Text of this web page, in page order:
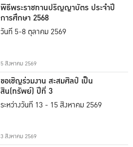
พิธีพระราชทานปริญญาบัตร ประจำปี
การศึกษา 2568
วันที่ 5-8 ตุลาคม 2569
5 สิงหาคม 2569
ขอเชิญร่วมงาน สะสมศิลป์ เป็น
สิน(ทรัพย์) ปีที่ 3
ระหว่างวันที่ 13 - 15 สิงหาคม 2569
3 สิงหาคม 2569